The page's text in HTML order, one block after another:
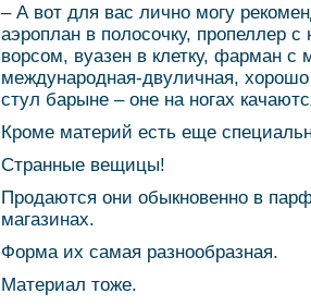
– А вот для вас лично могу
аэроплан в полосочку, пропеллер
ворсом, вуазен в клетку, фарман с
международная-двуличная,
стул барыне – оне на ногах
Кроме материй есть еще
Странные вещицы!
Продаются они обыкновенно в
магазинах.
Форма их самая разнообразная.
Материал тоже.